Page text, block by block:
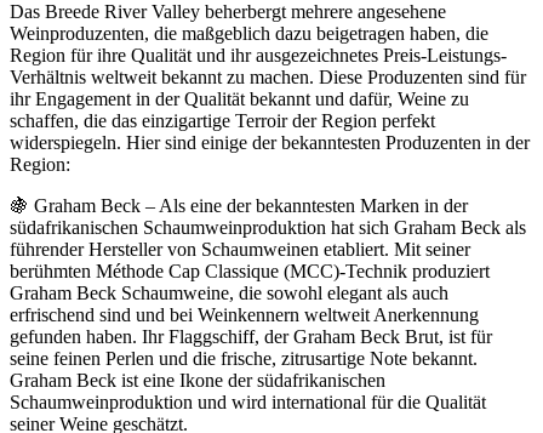
Das Breede River Valley beherbergt mehrere angesehene
Weinproduzenten, die maßgeblich dazu beigetragen haben, die
Region für ihre Qualität und ihr ausgezeichnetes Preis-Leistungs-
Verhältnis weltweit bekannt zu machen. Diese Produzenten sind für
ihr Engagement in der Qualität bekannt und dafür, Weine zu
schaffen, die das einzigartige Terroir der Region perfekt
widerspiegeln. Hier sind einige der bekanntesten Produzenten in der
Region:
🍇 Graham Beck – Als eine der bekanntesten Marken in der
südafrikanischen Schaumweinproduktion hat sich Graham Beck als
führender Hersteller von Schaumweinen etabliert. Mit seiner
berühmten Méthode Cap Classique (MCC)-Technik produziert
Graham Beck Schaumweine, die sowohl elegant als auch
erfrischend sind und bei Weinkennern weltweit Anerkennung
gefunden haben. Ihr Flaggschiff, der Graham Beck Brut, ist für
seine feinen Perlen und die frische, zitrusartige Note bekannt.
Graham Beck ist eine Ikone der südafrikanischen
Schaumweinproduktion und wird international für die Qualität
seiner Weine geschätzt.